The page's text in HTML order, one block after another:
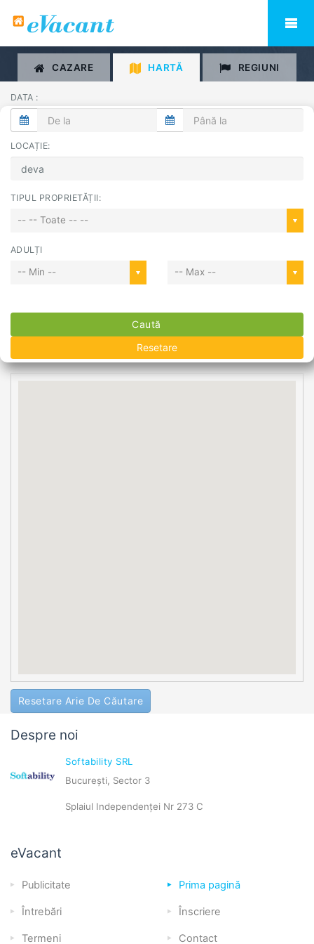
CAZARE HARTĂ REGIUNI
DATA :
LOCAȚIE:
TIPUL PROPRIETĂȚII:
-- -- Toate -- --
ADULȚI
-- Min -- -- Max --
Caută
Resetare
Resetare Arie De Căutare
Despre noi
Softability SRL
București, Sector 3
Splaiul Independenței Nr 273 C
eVacant
Publicitate Prima pagină
Întrebări Înscriere
Termeni Contact